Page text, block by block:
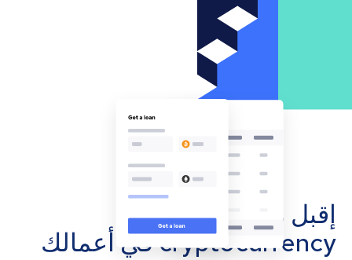
إقبل مدفوعات
cryptocurrency في أعمالك